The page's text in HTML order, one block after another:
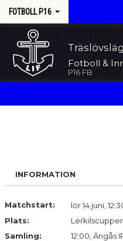
FOTBOLL P16
Fotboll &
P16 FB
TRUPPEN
INFORMATION
Matchstart:
lör 14 juni,
Plats:
Samling:
12:00, Ängås